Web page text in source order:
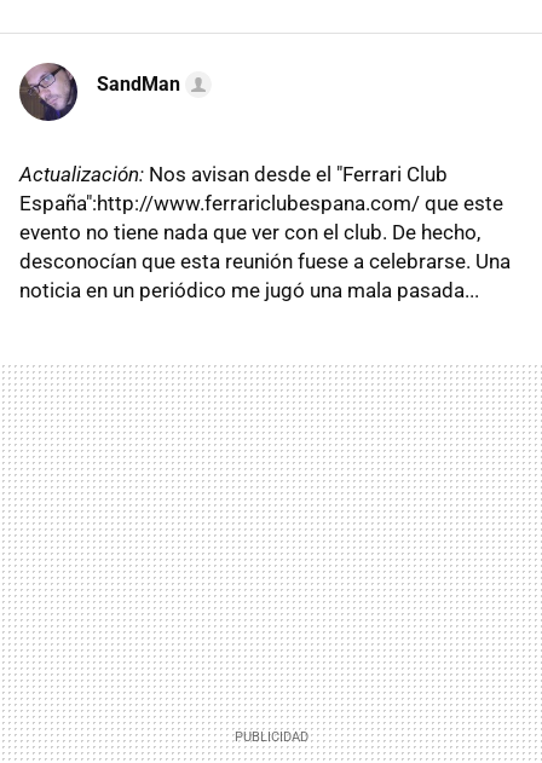
SandMan
Actualización: Nos avisan desde el "Ferrari Club
España":http://www.ferrariclubespana.com/ que este
evento no tiene nada que ver con el club. De hecho,
desconocían que esta reunión fuese a celebrarse. Una
noticia en un periódico me jugó una mala pasada...